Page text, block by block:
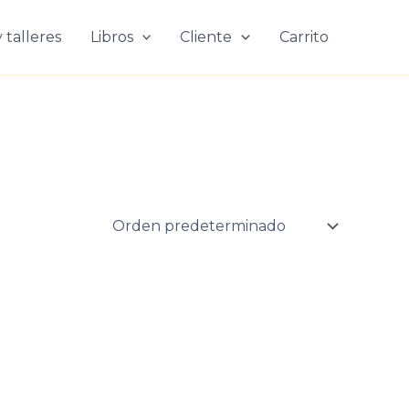
talleres Libros Cliente Carrito